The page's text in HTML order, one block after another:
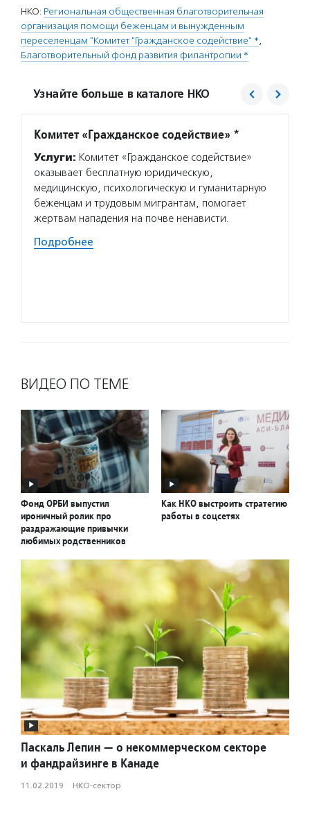
НКО: Региональная общественная благотворительная
организация помощи беженцам и вынужденным
переселенцам "Комитет "Гражданское содействие" *,
Благотворительный фонд развития филантропии *
Узнайте больше в каталоге НКО
Комитет «Гражданское содействие» *
Услуги: Комитет «Гражданское содействие»
оказывает бесплатную юридическую,
медицинскую, психологическую и гуманитарную
беженцам и трудовым мигрантам, помогает
жертвам нападения на почве ненависти.
Подробнее
ВИДЕО ПО ТЕМЕ
Фонд ОРБИ выпустил
ироничный ролик про
раздражающие привычки
любимых родственников
Как НКО выстроить стратегию
работы в соцсетях
Паскаль Лепин — о некоммерческом секторе
и фандрайзинге в Канаде
11.02.2019 · НКО-сектор